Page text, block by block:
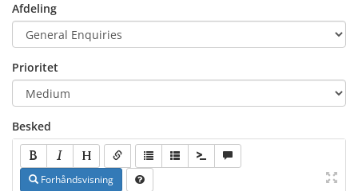
Afdeling
Prioritet
Besked
Forhåndsvisning